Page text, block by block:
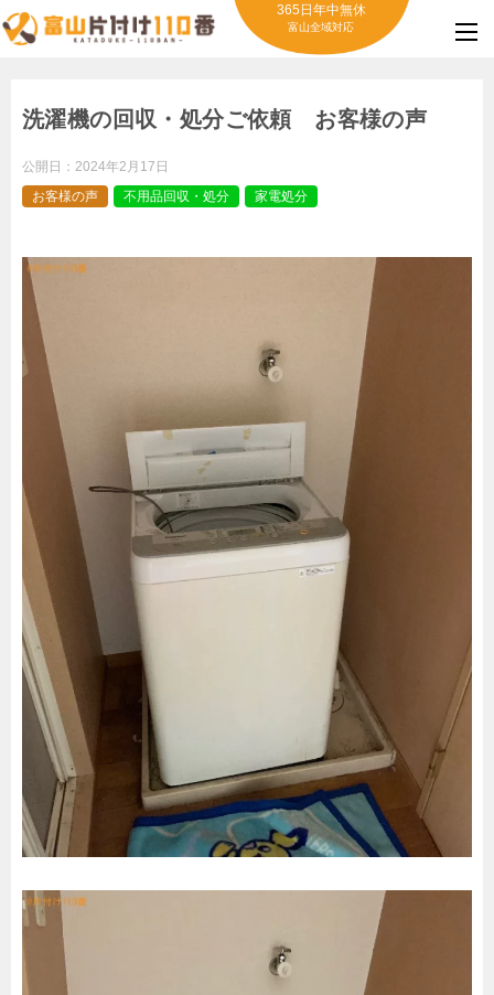
365日年中無休
富山全域対応
洗濯機の回収・処分ご依頼 お客様の声
公開日： 2024年2月17日
お客様の声
不用品回収・処分 家電処分